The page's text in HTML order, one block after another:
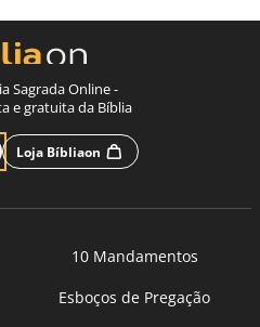
Sagrada Online -
e gratuita da Bíblia
Loja Bíbliaon
10 Mandamentos
Esboços de Pregação